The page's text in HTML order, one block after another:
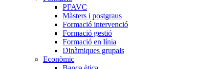
PFAVC
Màsters i postgraus
Formació intervenció
Formació gestió
Formació en línia
Dinàmiques grupals
Econòmic